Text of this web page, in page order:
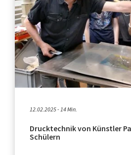
12.02.2025 - 14 Min.
Drucktechnik von Künstler
Schülern